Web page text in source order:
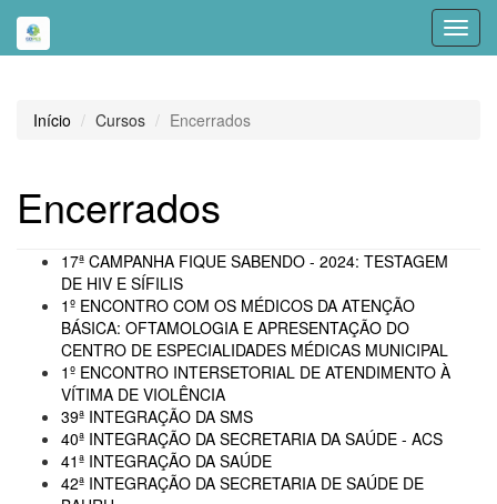
Início Cursos Encerrados
Encerrados
17ª CAMPANHA FIQUE SABENDO - 2024: TESTAGEM
DE HIV E SÍFILIS
1º ENCONTRO COM OS MÉDICOS DA ATENÇÃO
BÁSICA: OFTAMOLOGIA E APRESENTAÇÃO DO
CENTRO DE ESPECIALIDADES MÉDICAS MUNICIPAL
1º ENCONTRO INTERSETORIAL DE ATENDIMENTO À
VÍTIMA DE VIOLÊNCIA
39ª INTEGRAÇÃO DA SMS
40ª INTEGRAÇÃO DA SECRETARIA DA SAÚDE - ACS
41ª INTEGRAÇÃO DA SAÚDE
42ª INTEGRAÇÃO DA SECRETARIA DE SAÚDE DE